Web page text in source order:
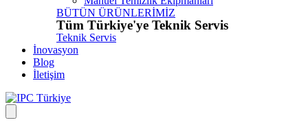
BÜTÜN ÜRÜNLERİMİZ
Tüm Türkiye'ye Teknik Servis
Teknik Servis
İnovasyon
Blog
İletişim